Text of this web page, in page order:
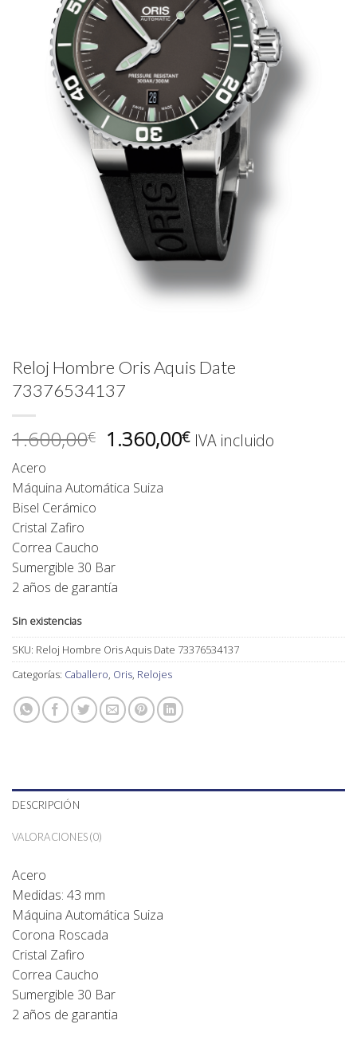
Reloj Hombre Oris Aquis Date
73376534137
1.600,00€ El
precio
original
era:
1.360,00€ElIVA incluido
Acero
Máquina Automática Suiza
Bisel Cerámico
Cristal Zafiro
Correa Caucho
Sumergible 30 Bar
2 años de garantía
Sin existencias
SKU: Reloj Hombre Oris Aquis Date 73376534137
Categorías: Caballero, Oris, Relojes
DESCRIPCIÓN
VALORACIONES (0)
Acero
Medidas: 43 mm
Máquina Automática Suiza
Corona Roscada
Cristal Zafiro
Correa Caucho
Sumergible 30 Bar
2 años de garantia